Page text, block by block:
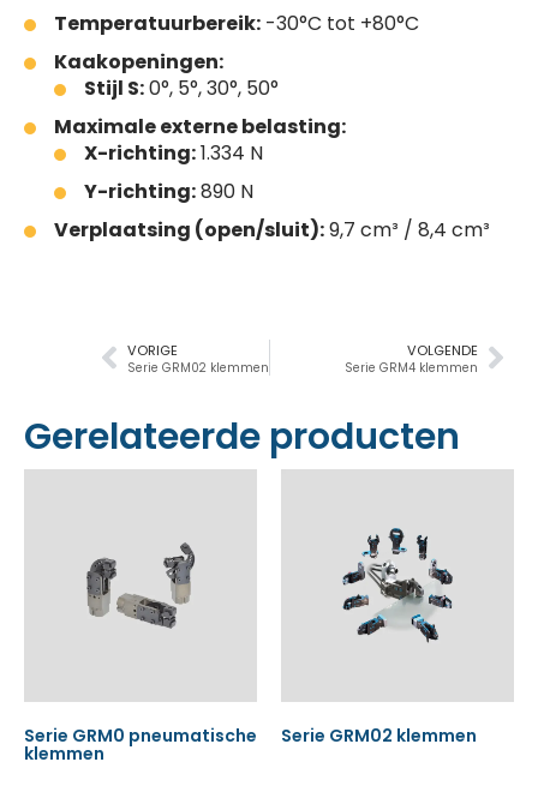
Temperatuurbereik: -30°C tot +80°C
Kaakopeningen:
Stijl S:0°, 5°, 30°, 50°
Maximale externe belasting:
X-richting:1.334 N
Y-richting:890 N
Verplaatsing (open/sluit):9,7 cm³ / 8,4 cm³
VOLGENDE
Serie GRM4 klemmen
VORIGE
Serie GRM02 klemmen
Gerelateerde producten
Serie GRM0 pneumatische
klemmen
Serie GRM02 klemmen